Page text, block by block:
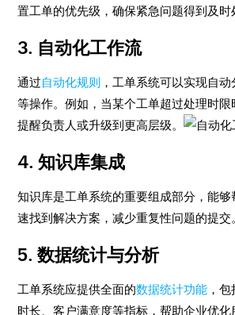
置工单的优先级，确保紧急问题得到及时
3. 自动化工作流
通过自动化规则 ，工单系统可以实现自
等操作。例如，当某个工单超过处理时限
提醒负责人或升级到更高层级。
4.知识库集成
知识库是工单系统的重要组成部分，能
速找到解决方案，减少重复性问题的提交
5.数据统计与分析
工单系统应提供全面的数据统计功能 ，
时长、客户满意度等指标，帮助企业优化